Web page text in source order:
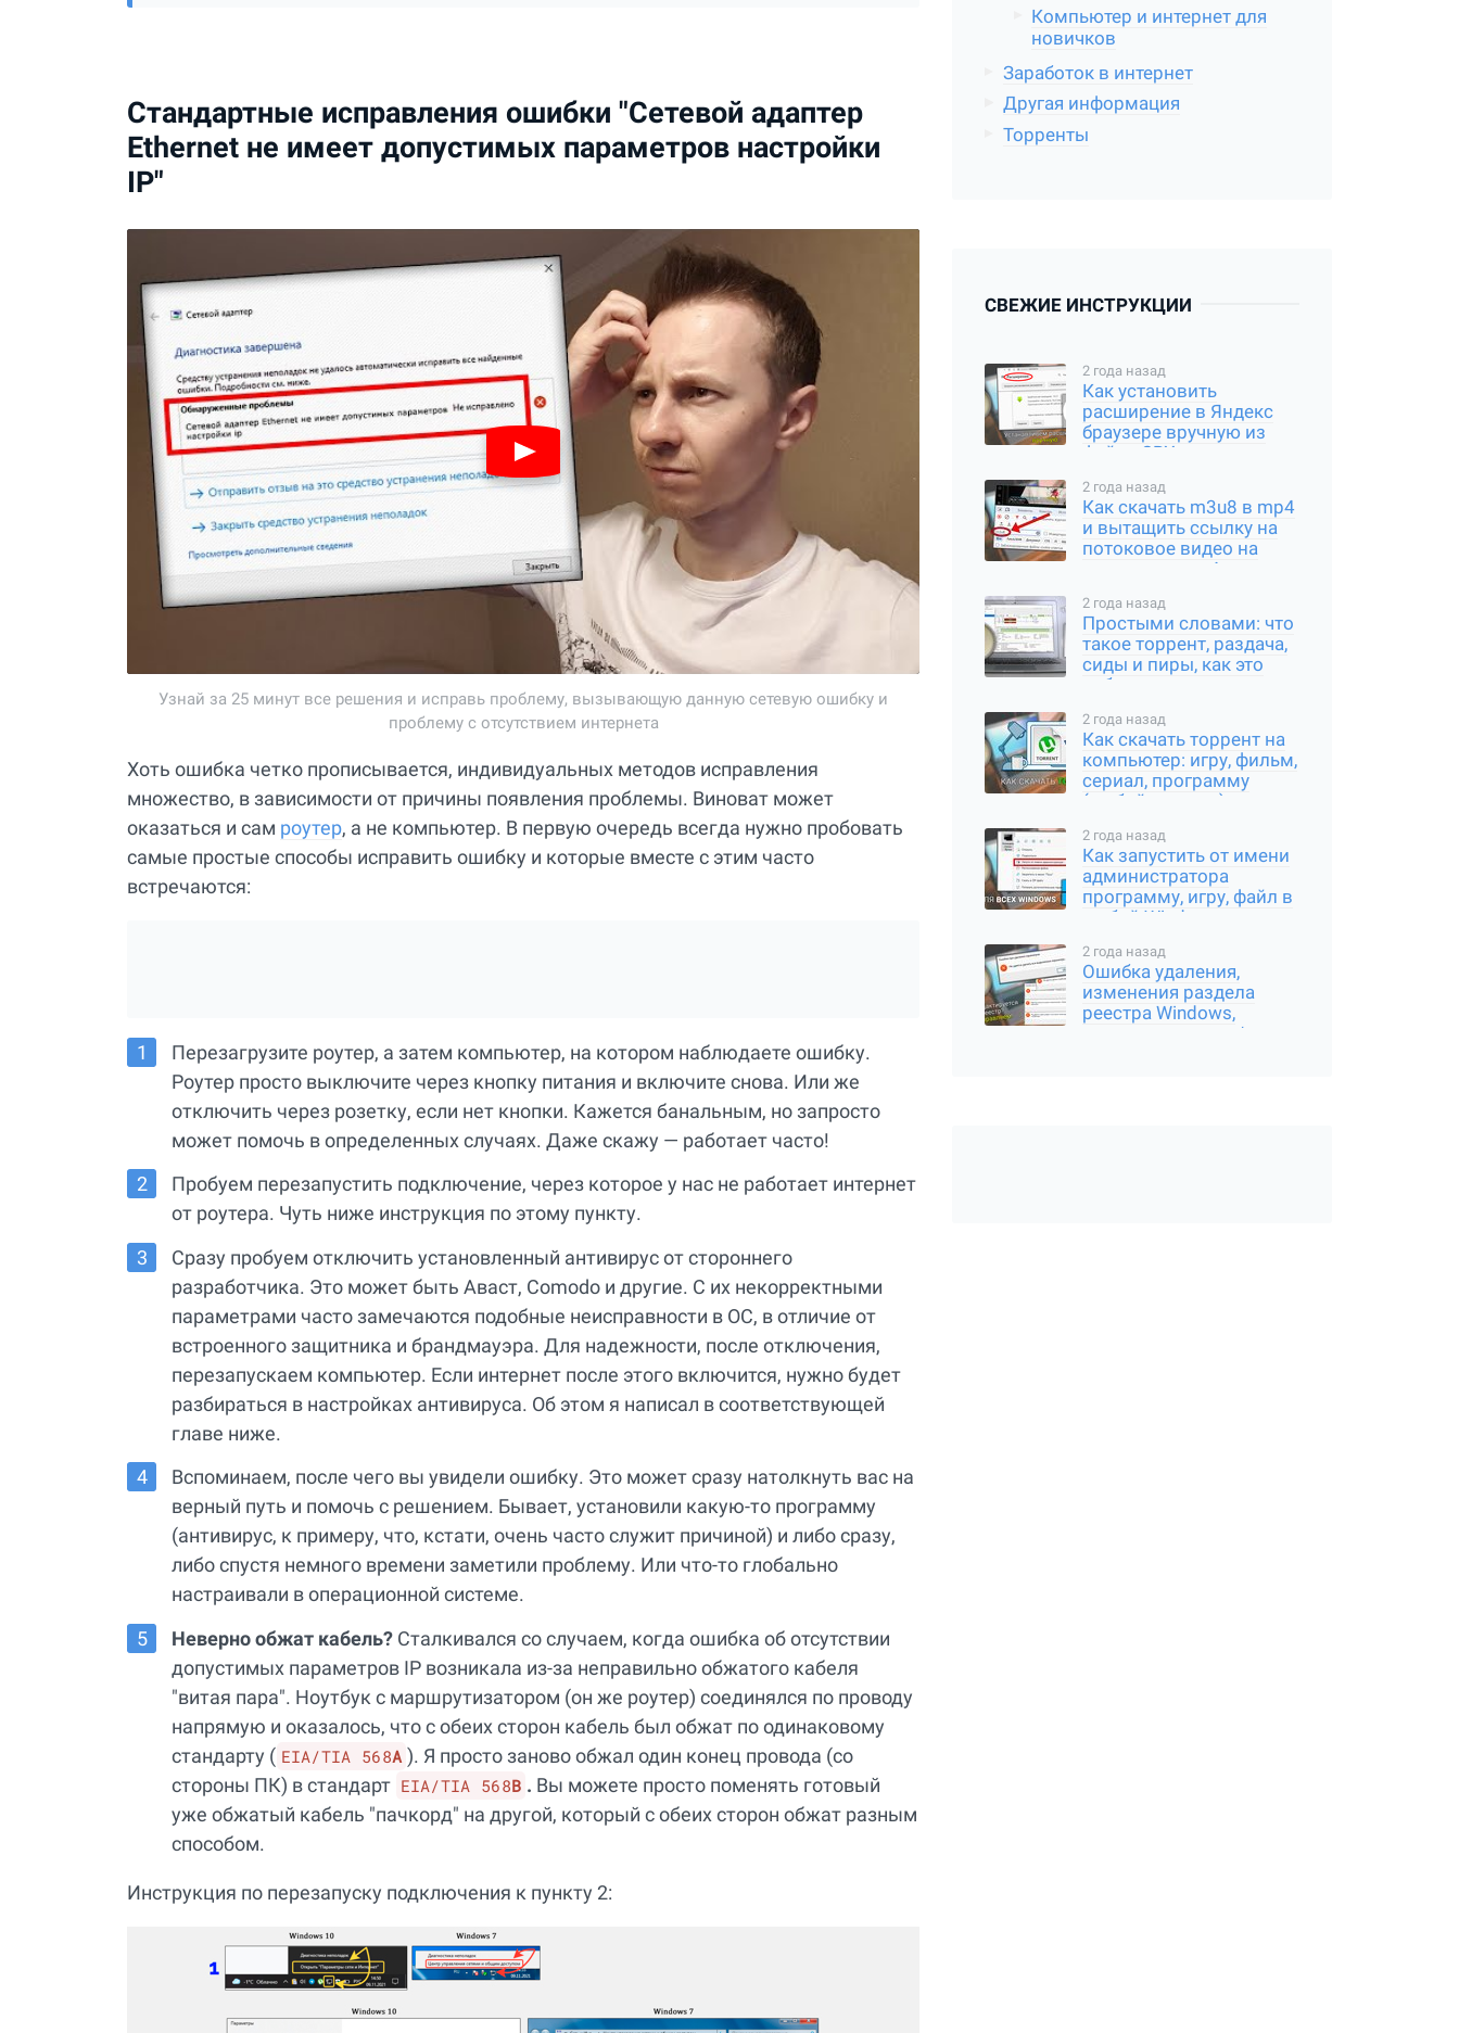
Стандартные исправления ошибки "Сетевой адаптер
Ethernet не имеет допустимых параметров настройки
IP"
Узнай за 25 минут все решения и исправь проблему, вызывающую данную сетевую ошибку и
проблему с отсутствием интернета
Хоть ошибка четко прописывается, индивидуальных методов исправления
множество, в зависимости от причины появления проблемы. Виноват может
оказаться и сам роутер, а не компьютер. В первую очередь всегда нужно пробовать
самые простые способы исправить ошибку и которые вместе с этим часто
встречаются:
Перезагрузите роутер, а затем компьютер, на котором наблюдаете ошибку.
Роутер просто выключите через кнопку питания и включите снова. Или же
отключить через розетку, если нет кнопки. Кажется банальным, но запросто
может помочь в определенных случаях. Даже скажу — работает часто!
Пробуем перезапустить подключение, через которое у нас не работает интернет
от роутера. Чуть ниже инструкция по этому пункту.
Сразу пробуем отключить установленный антивирус от стороннего
разработчика. Это может быть Аваст, Comodo и другие. С их некорректными
параметрами часто замечаются подобные неисправности в ОС, в отличие от
встроенного защитника и брандмауэра. Для надежности, после отключения,
перезапускаем компьютер. Если интернет после этого включится, нужно будет
разбираться в настройках антивируса. Об этом я написал в соответствующей
главе ниже.
Вспоминаем, после чего вы увидели ошибку. Это может сразу натолкнуть вас на
верный путь и помочь с решением. Бывает, установили какую-то программу
(антивирус, к примеру, что, кстати, очень часто служит причиной) и либо сразу,
либо спустя немного времени заметили проблему. Или что-то глобально
настраивали в операционной системе.
Неверно обжат кабель?Сталкивался со случаем, когда ошибка об отсутствии
допустимых параметров IP возникала из-за неправильно обжатого кабеля
"витая пара". Ноутбук с маршрутизатором (он же роутер) соединялся по проводу
напрямую и оказалось, что с обеих сторон кабель был обжат по одинаковому
стандарту ( EIA/TIA 568A ). Я просто заново обжал один конец провода (со
стороны ПК) в стандарт EIA/TIA 568B . Вы можете просто поменять готовый
уже обжатый кабель "пачкорд" на другой, который с обеих сторон обжат разным
способом.
Инструкция по перезапуску подключения к пункту 2:
Компьютер и интернет для
новичков
Заработок в интернет
Другая информация
Торренты
СВЕЖИЕ ИНСТРУКЦИИ
2 года назад
Как установить
расширение в Яндекс
браузере вручную из
файла CRX или
2 года назад
Как скачать m3u8 в mp4
и вытащить ссылку на
потоковое видео на
компьютере и Андроид
2 года назад
Простыми словами: что
такое торрент, раздача,
сиды и пиры, как это
работает
2 года назад
Как скачать торрент на
компьютер: игру, фильм,
сериал, программу
(любой контент)
2 года назад
Как запустить от имени
администратора
программу, игру, файл в
любой Windows
2 года назад
Ошибка удаления,
изменения раздела
реестра Windows,
переименования /